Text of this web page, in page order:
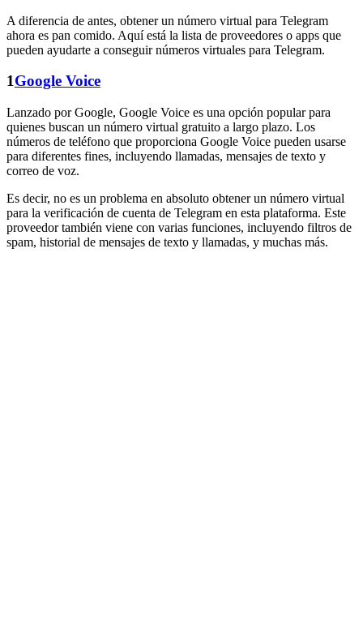
A diferencia de antes, obtener un número virtual para Telegram
ahora es pan comido. Aquí está la lista de proveedores o apps que
pueden ayudarte a conseguir números virtuales para Telegram.
1Google Voice
Lanzado por Google, Google Voice es una opción popular para
quienes buscan un número virtual gratuito a largo plazo. Los
números de teléfono que proporciona Google Voice pueden usarse
para diferentes fines, incluyendo llamadas, mensajes de texto y
correo de voz.
Es decir, no es un problema en absoluto obtener un número virtual
para la verificación de cuenta de Telegram en esta plataforma. Este
proveedor también viene con varias funciones, incluyendo filtros de
spam, historial de mensajes de texto y llamadas, y muchas más.